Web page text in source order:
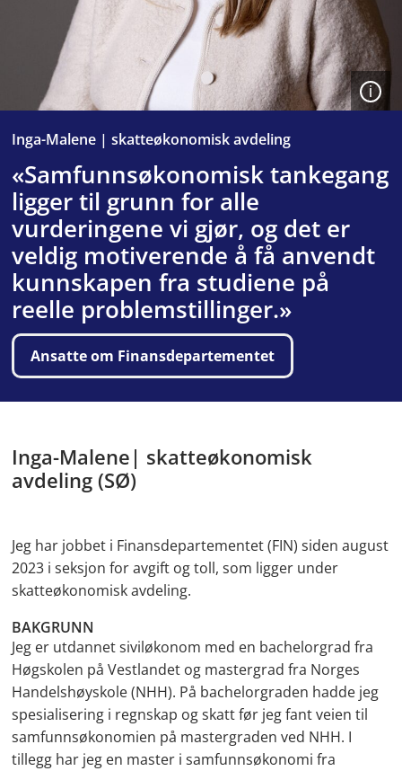
august
2023
i
seksjon
for
avgift
og
toll,
som
ligger
under
skatteøkonomisk
avdeling.
Inga-Malene | skatteøkonomisk avdeling
«Samfunnsøkonomisk tankegang
ligger til grunn for alle
vurderingene vi gjør, og det er
veldig motiverende å få anvendt
kunnskapen fra studiene på
reelle problemstillinger.»
Ansatte om Finansdepartementet
Inga-Malene| skatteøkonomisk
avdeling (SØ)
Jeg har jobbet i Finansdepartementet (FIN) siden august
2023 i seksjon for avgift og toll, som ligger under
skatteøkonomisk avdeling.
BAKGRUNN
Jeg er utdannet siviløkonom med en bachelorgrad fra
Høgskolen på Vestlandet og mastergrad fra Norges
Handelshøyskole (NHH). På bachelorgraden hadde jeg
spesialisering i regnskap og skatt før jeg fant veien til
samfunnsøkonomien på mastergraden ved NHH. I
tillegg har jeg en master i samfunnsøkonomi fra